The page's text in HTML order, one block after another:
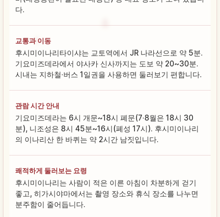
다.
교통과 이동
후시미이나리타이샤는 교토역에서 JR 나라선으로 약 5분.
기요미즈데라에서 야사카 신사까지는 도보 약 20~30분.
시내는 지하철·버스 1일권을 사용하면 둘러보기 편합니다.
관람 시간 안내
기요미즈데라는 6시 개문~18시 폐문(7·8월은 18시 30
분), 니조성은 8시 45분~16시(폐성 17시). 후시미이나리
의 이나리산 한 바퀴는 약 2시간 남짓입니다.
쾌적하게 둘러보는 요령
후시미이나리는 사람이 적은 이른 아침이 차분하게 걷기
좋고, 히가시야마에서는 촬영 장소와 휴식 장소를 나누면
분주함이 줄어듭니다.